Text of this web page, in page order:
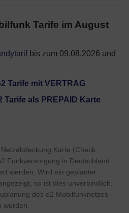
Tarife im August
bis zum 09.08.2026 und
Tarife mit VERTRAG
als PREPAID Karte
Karte (Check
Funkversorgung in Deutschland
werden. Wird ein geplanter
so ist dies unverbindlich.
des o2 Mobilfunknetzes
werden.